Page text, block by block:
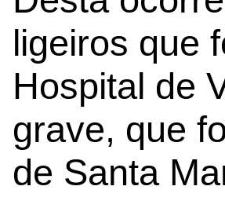
ligeiros que
Hospital de
grave, que
de Santa